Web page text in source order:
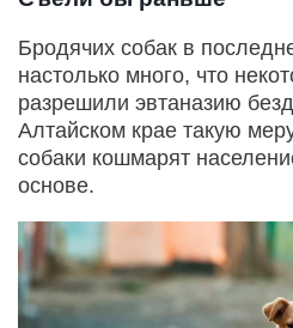
Бродячих собак в
настолько много, что
разрешили эвтаназию
Алтайском крае такую
собаки кошмарят
основе.